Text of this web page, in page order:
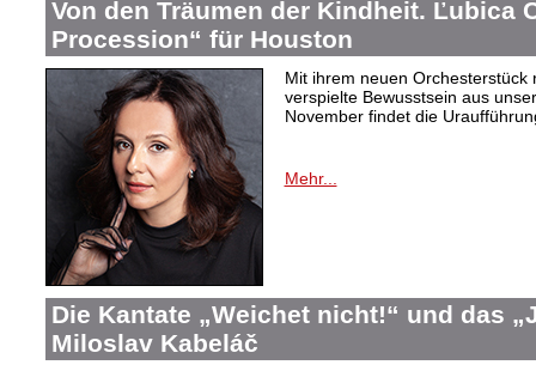
Von den Träumen der Kindheit. Ľubica
Procession“ für Houston
Mit ihrem neuen Orchesterstück
verspielte Bewusstsein aus
November findet die
Mehr...
Die Kantate „Weichet nicht!“ und das
Miloslav Kabeláč